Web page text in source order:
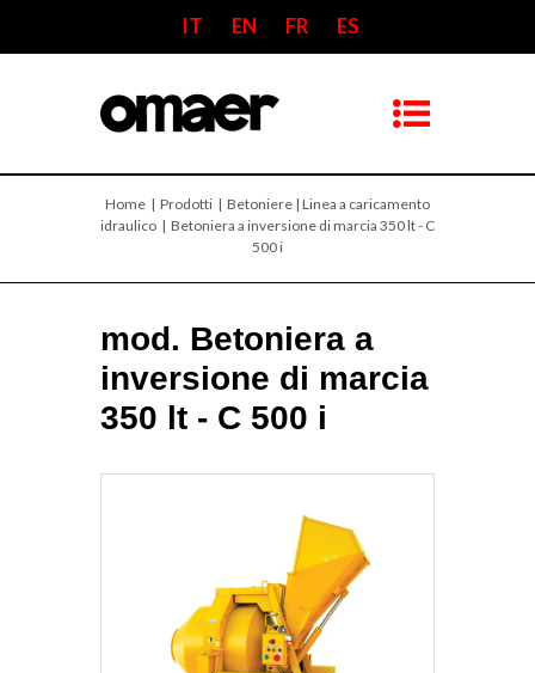
IT EN FR ES
Home | Prodotti | Betoniere | Linea a caricamento
idraulico | Betoniera a inversione di marcia 350 lt - C
500 i
mod. Betoniera a
inversione di marcia
350 lt - C 500 i